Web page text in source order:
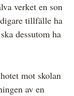
verket en son
tillfälle ha
dessutom ha
mot skolan
av en